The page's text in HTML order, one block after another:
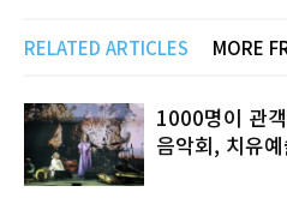
RELATED ARTICLES MORE
1000명이 관
음악회, 치유